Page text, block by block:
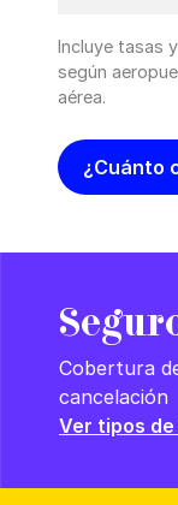
Incluye tasas
según
aérea.
¿Cuánto
Cobertura
cancelación
Ver tipos